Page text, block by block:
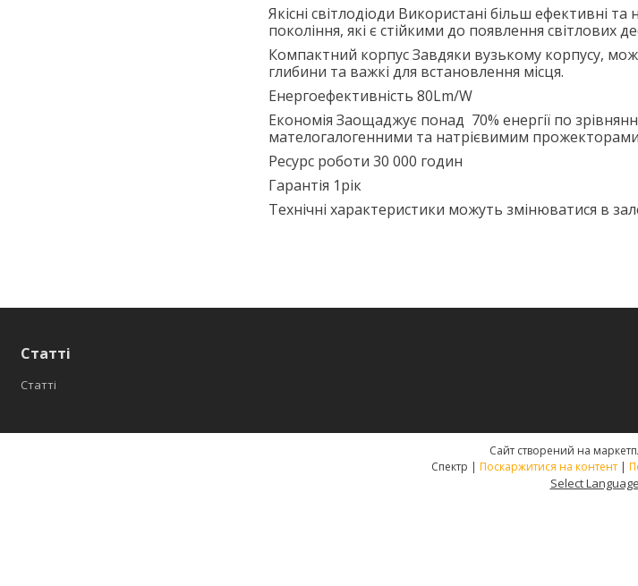
Якісні світлодіоди Використані більш ефективні та
покоління, які є стійкими до появлення світлових
Компактний корпус Завдяки вузькому корпусу,
глибини та важкі для встановлення місця.
Енергоефективність 80Lm/W
Економія Заощаджує понад 70% енергії по
мателогалогенними та натрієвимим прожекторами,
Ресурс роботи 30 000 годин
Гарантія 1рік
Технічні характеристики можуть змінюватися в
Статті
Статті
Сайт створений на
Спектр | Поскаржитися на контент |
Select Language